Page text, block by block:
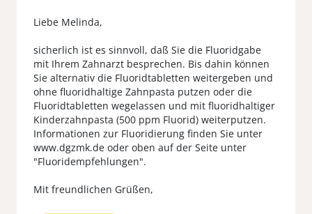
Liebe Melinda,
sicherlich ist es sinnvoll, daß Sie die Fluoridgabe
mit Ihrem Zahnarzt besprechen. Bis dahin können
Sie alternativ die Fluoridtabletten weitergeben und
ohne fluoridhaltige Zahnpasta putzen oder die
Fluoridtabletten wegelassen und mit fluoridhaltiger
Kinderzahnpasta (500 ppm Fluorid) weiterputzen.
Informationen zur Fluoridierung finden Sie unter
www.dgzmk.de oder oben auf der Seite unter
"Fluoridempfehlungen".
Mit freundlichen Grüßen,